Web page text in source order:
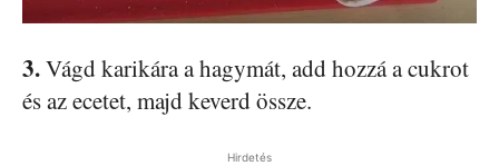
3.Vágd karikára a hagymát, add hozzá a cukrot
és az ecetet, majd keverd össze.
Hirdetés